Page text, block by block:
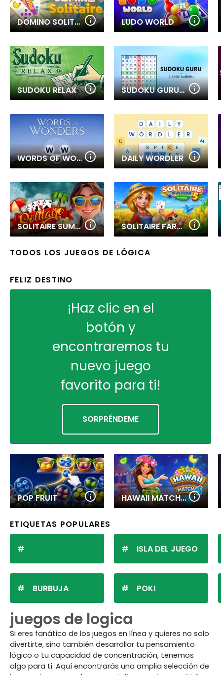
DOMINO SOLITAIRE LUDO WORLD
SUDOKU RELAX SUDOKU GURU - CLASSIC SUDOKU
WORDS OF WONDERS DAILY WORDLER
SOLITAIRE SUMMER: KLONDIKE SOLITAIRE FARM SEASONS 5
TODOS LOS JUEGOS DE LÓGICA
FELIZ DESTINO
¡Haz clic en el
botón y
encontraremos tu
nuevo juego
favorito para ti!
SORPRÉNDEME
POP FRUIT HAWAII MATCH 6
ETIQUETAS POPULARES
BURBUJA
ISLA DEL JUEGO
POKI
juegos de logica
Si eres fanático de los juegos en línea y quieres no solo
divertirte, sino también desarrollar tu pensamiento
lógico o tu capacidad de concentración, tenemos
algo para ti. Aquí encontrarás una amplia selección de